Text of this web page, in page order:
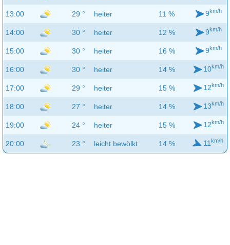
13:00 29 ° heiter 11 % 9km/h
14:00 30 ° heiter 12 % 9km/h
15:00 30 ° heiter 16 % 9km/h
16:00 30 ° heiter 14 % 10km/h
17:00 29 ° heiter 15 % 12km/h
18:00 27 ° heiter 14 % 13km/h
19:00 24 ° heiter 15 % 12km/h
20:00 23 ° leicht bewölkt 14 % 11 km/h